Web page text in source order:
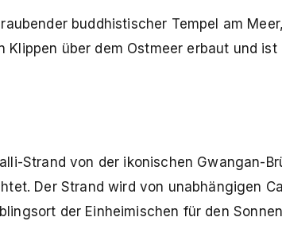
buddhistischer Tempel am
Klippen über dem Ostmeer erbaut und ist
Strand von der ikonischen Gwangan-
Der Strand wird von unabhängigen
der Einheimischen für den